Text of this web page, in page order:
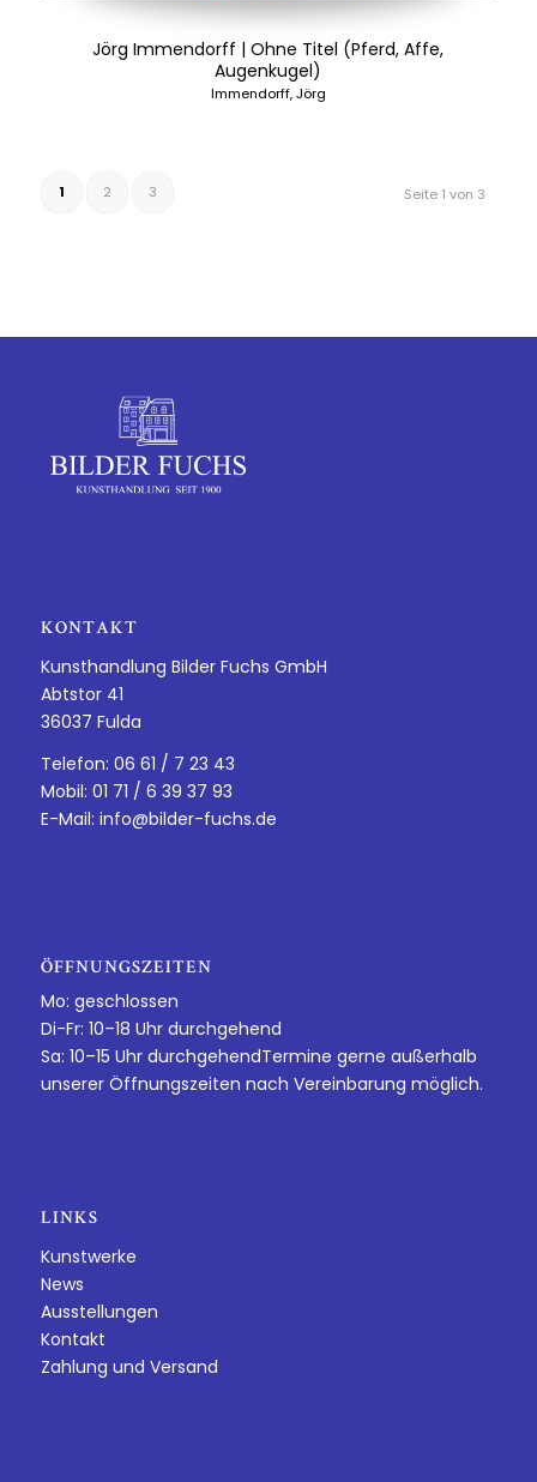
Jörg Immendorff | Ohne Titel (Pferd, Affe,
Augenkugel)
Immendorff, Jörg
Seite 1 von 3
1 2 3
KONTAKT
Kunsthandlung Bilder Fuchs GmbH
Abtstor 41
36037 Fulda
Telefon: 06 61 / 7 23 43
Mobil: 01 71 / 6 39 37 93
E-Mail: info@bilder-fuchs.de
ÖFFNUNGSZEITEN
Mo: geschlossen
Di-Fr: 10–18 Uhr durchgehend
Sa: 10–15 Uhr durchgehendTermine gerne außerhalb
unserer Öffnungszeiten nach Vereinbarung möglich.
LINKS
Kunstwerke
News
Ausstellungen
Kontakt
Zahlung und Versand